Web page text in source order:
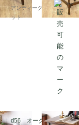
テリア おしゃれ エレガ
ント クラシック
アンティークブルーパロ
ット
d56 オークコンソー